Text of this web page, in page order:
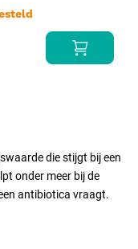
die stijgt bij een
onder meer bij de
antibiotica vraagt.